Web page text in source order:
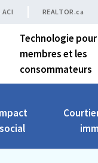
REALTOR.ca
Technologie
membres et les
consommateurs
social